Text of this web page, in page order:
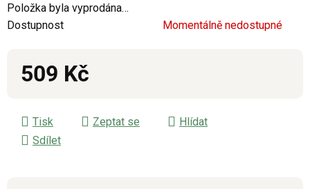
Položka byla vyprodána…
Dostupnost
Momentálně nedostupné
509 Kč
Tisk Zeptat se
Hlídat
Sdílet